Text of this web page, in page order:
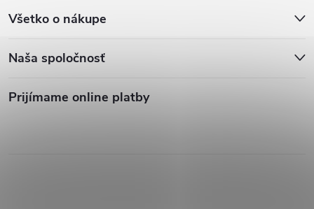
Všetko o nákupe
Naša spoločnosť
Prijímame online platby